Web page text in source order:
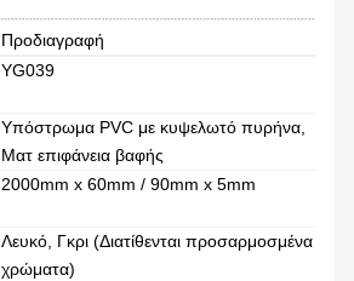
Προδιαγραφή
YG039
Υπόστρωμα PVC με κυψελωτό πυρήνα,
Ματ επιφάνεια βαφής
2000mm x 60mm / 90mm x 5mm
Λευκό, Γκρι (Διατίθενται προσαρμοσμένα
χρώματα)